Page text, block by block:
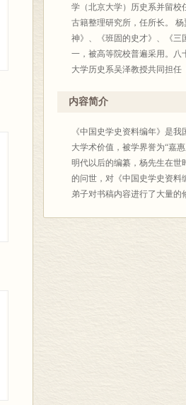
学（北京大学）历史系并留校
古籍整理研究所，任所长。
神》、《班固的史才》、《三
一，被高等院校普遍采用。八
大学历史系吴泽教授共同担任
观点平允、语言生动、板书工
内容简介
《中国史学史资料编年》是
大学术价值，被学界誉为“嘉
明代以后的编纂，杨先生在世
的问世，对《中国史学史资料
弟子对书稿内容进行了大量的